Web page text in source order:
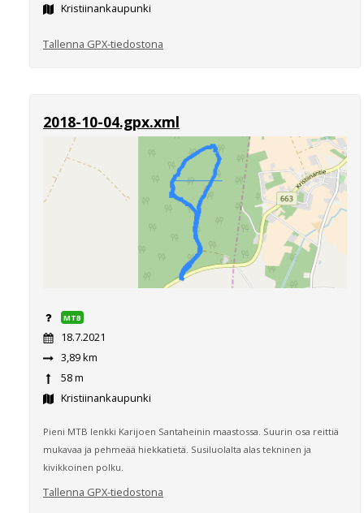
Kristiinankaupunki
Tallenna GPX-tiedostona
2018-10-04.gpx.xml
MTB
18.7.2021
3,89 km
58 m
Kristiinankaupunki
Pieni MTB lenkki Karijoen Santaheinin maastossa. Suurin osa reittiä
mukavaa ja pehmeää hiekkatietä. Susiluolalta alas tekninen ja
kivikkoinen polku.
Tallenna GPX-tiedostona